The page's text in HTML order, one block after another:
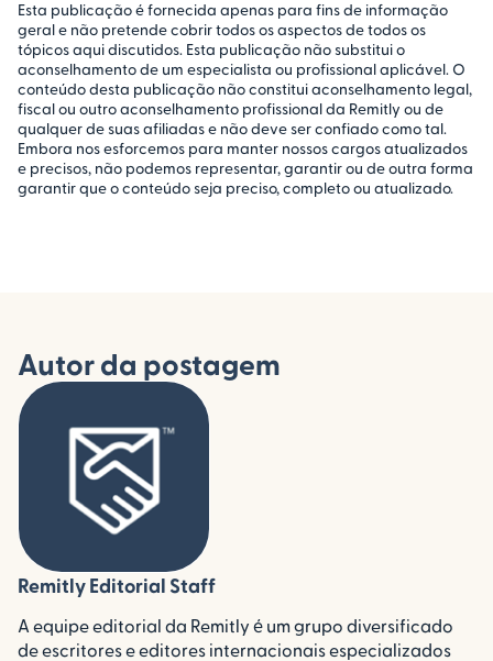
Esta publicação é fornecida apenas para fins de informação
geral e não pretende cobrir todos os aspectos de todos os
tópicos aqui discutidos. Esta publicação não substitui o
aconselhamento de um especialista ou profissional aplicável. O
conteúdo desta publicação não constitui aconselhamento legal,
fiscal ou outro aconselhamento profissional da Remitly ou de
qualquer de suas afiliadas e não deve ser confiado como tal.
Embora nos esforcemos para manter nossos cargos atualizados
e precisos, não podemos representar, garantir ou de outra forma
garantir que o conteúdo seja preciso, completo ou atualizado.
Autor da postagem
Remitly Editorial Staff
A equipe editorial da Remitly é um grupo diversificado
de escritores e editores internacionais especializados